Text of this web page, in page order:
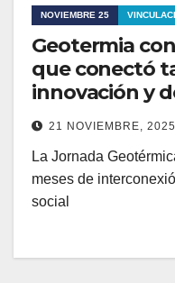
NOVIEMBRE 25
Geotermia
que conectó
innovación y
21 NOVIEMBRE, 2025
La Jornada
meses de
social